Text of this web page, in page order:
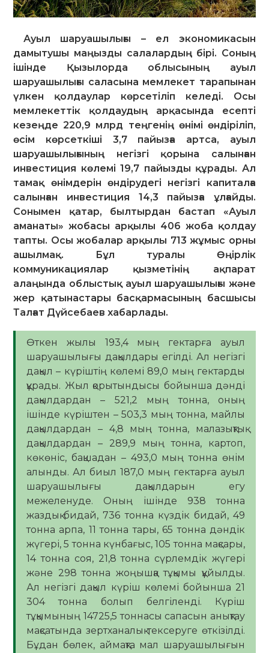
Ауыл шаруашылығы – ел экономикасын
дамытушы маңызды салалардың бірі. Соның
ішінде Қызылорда облысының ауыл
шаруашылығы саласына мемлекет тарапынан
үлкен қолдаулар көрсетіліп келеді. Осы
мемлекеттік қолдаудың арқасында есепті
кезеңде 220,9 млрд теңгенің өнімі өндіріліп,
өсім көрсеткіші 3,7 пайызға артса, ауыл
шаруашылығының негізгі қорына салынған
инвестиция көлемі 19,7 пайызды құрады. Ал
тамақ өнімдерін өндірудегі негізгі капиталға
салынған инвестиция 14,3 пайызға ұлғайды.
Сонымен қатар, былтырдан бастап «Ауыл
аманаты» жобасы арқылы 406 жоба қолдау
тапты. Осы жобалар арқылы 713 жұмыс орны
ашылмақ. Бұл туралы Өңірлік
коммуникациялар қызметінің ақпарат
алаңында облыстық ауыл шаруашылығы және
жер қатынастары басқармасының басшысы
Талғат Дүйсебаев хабарлады.
Өткен жылы 193,4 мың гектарға ауыл
шаруашылығы дақылдары егілді. Ал негізгі
дақыл – күріштің көлемі 89,0 мың гектарды
құрады. Жыл қорытындысы бойынша дәнді
дақылдардан – 521,2 мың тонна, оның
ішінде күріштен – 503,3 мың тонна, майлы
дақылдардан – 4,8 мың тонна, малазықтық
дақылдардан – 289,9 мың тонна, картоп,
көкөніс, бақшадан – 493,0 мың тонна өнім
алынды. Ал биыл 187,0 мың гектарға ауыл
шаруашылығы дақылдарын егу
межеленуде. Оның ішінде 938 тонна
жаздық бидай, 736 тонна күздік бидай, 49
тонна арпа, 11 тонна тары, 65 тонна дәндік
жүгері, 5 тонна күнбағыс, 105 тонна мақсары,
14 тонна соя, 21,8 тонна сүрлемдік жүгері
және 298 тонна жоңышқа тұқымы құйылды.
Ал негізгі дақыл күріш көлемі бойынша 21
304 тонна болып белгіленді. Күріш
тұқымының 14725,5 тоннасы сапасын анықтау
мақсатында зертханалық тексеруге өткізілді.
Бұдан бөлек, аймақта мал шаруашылығын